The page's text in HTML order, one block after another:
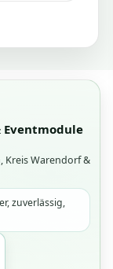
Eventmodule
Kreis Warendorf &
zuverlässig,